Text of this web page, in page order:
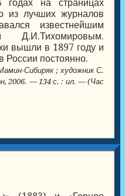
годах на страницах
из лучших журналов
известнейшим
Д.И.Тихомировым.
вышли в 1897 году и
России постоянно.
Сибиряк ; художник С.
2006. — 134 с. : ил. — (Час